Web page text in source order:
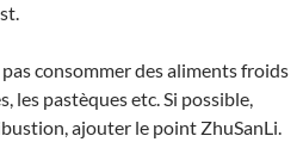
consommer des aliments froids
les pastèques etc. Si possible,
ajouter le point ZhuSanLi.